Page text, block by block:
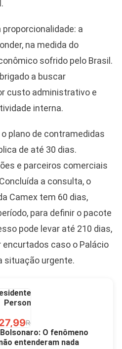
a
na medida do
sofrido pelo Brasil.
a buscar
custo administrativo e
interna.
plano de contramedidas
de até 30 dias.
e parceiros comerciais
a consulta, o
Camex tem 60 dias,
para definir o pacote
pode levar até 210 dias,
caso o Palácio
situação urgente.
Camisa
10,00 S/JUROS
R$99,00 -39%
Ver no MERCADO
LIVRE
Porcelana
Personalizada
R$49,00
Bolsonaro: O fenômeno
entenderam nada